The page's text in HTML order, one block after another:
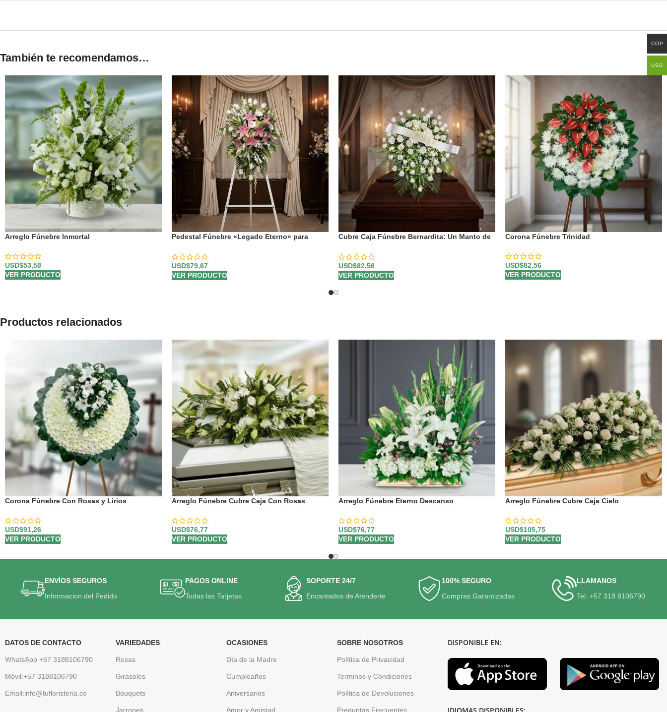
También te recomendamos…
Arreglo Fúnebre Inmortal
USD$53,58
VER PRODUCTO
Pedestal Fúnebre «Legado Eterno» para
USD$79,67
VER PRODUCTO
Cubre Caja Fúnebre Bernardita: Un Manto de
USD$82,56
VER PRODUCTO
Corona Fúnebre Trinidad
USD$82,56
VER PRODUCTO
Productos relacionados
Corona Fúnebre Con Rosas y Lirios
USD$91,26
VER PRODUCTO
Arreglo Fúnebre Cubre Caja Con Rosas
USD$76,77
VER PRODUCTO
Arreglo Fúnebre Eterno Descanso
USD$76,77
VER PRODUCTO
Arreglo Fúnebre Cubre Caja Cielo
USD$105,75
VER PRODUCTO
ENVÍOS SEGUROS
Informacion del Pedido
PAGOS ONLINE
Todas las Tarjetas
SOPORTE 24/7
Encantados de Atenderte
100% SEGURO
Compras Garantizadas
LLAMANOS
Tel: +57 318 8106790
DATOS DE CONTACTO
WhatsApp +57 3188106790
Móvil:+57 3188106790
Email:info@tufloristeria.co
VARIEDADES
Rosas
Girasoles
Bouquets
Jarrones
OCASIONES
Día de la Madre
Cumpleaños
Aniversarios
Amor y Amistad
SOBRE NOSOTROS
Política de Privacidad
Terminos y Condiciones
Política de Devoluciones
Preguntas Frecuentes
DISPONIBLE EN:
COP
USD